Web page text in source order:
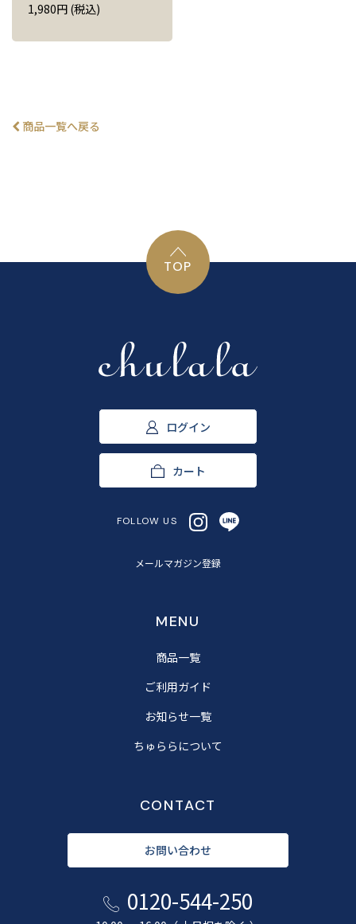
1,980円 (税込)
商品一覧へ戻る
TOP
ログイン
カート
FOLLOW US
メールマガジン登録
MENU
商品一覧
ご利用ガイド
お知らせ一覧
ちゅららについて
CONTACT
お問い合わせ
0120-544-250